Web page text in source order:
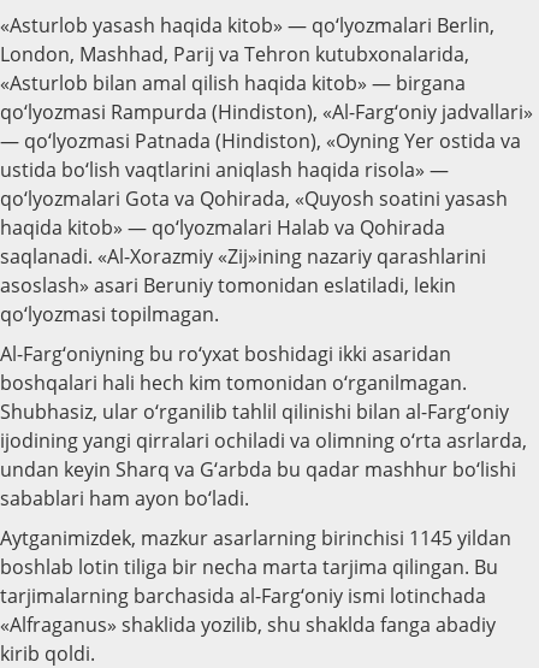
«Asturlob yasash haqida kitob» — qo‘lyozmalari Berlin,
London, Mashhad, Parij va Tehron kutubxonalarida,
«Asturlob bilan amal qilish haqida kitob» — birgana
qo‘lyozmasi Rampurda (Hindiston), «Al-Farg‘oniy jadvallari»
— qo‘lyozmasi Patnada (Hindiston), «Oyning Yer ostida va
ustida bo‘lish vaqtlarini aniqlash haqida risola» —
qo‘lyozmalari Gota va Qohirada, «Quyosh soatini yasash
haqida kitob» — qo‘lyozmalari Halab va Qohirada
saqlanadi. «Al-Xorazmiy «Zij»ining nazariy qarashlarini
asoslash» asari Beruniy tomonidan eslatiladi, lekin
qo‘lyozmasi topilmagan.
Al-Farg‘oniyning bu ro‘yxat boshidagi ikki asaridan
boshqalari hali hech kim tomonidan o‘rganilmagan.
Shubhasiz, ular o‘rganilib tahlil qilinishi bilan al-Farg‘oniy
ijodining yangi qirralari ochiladi va olimning o‘rta asrlarda,
undan keyin Sharq va G‘arbda bu qadar mashhur bo‘lishi
sabablari ham ayon bo‘ladi.
Aytganimizdek, mazkur asarlarning birinchisi 1145 yildan
boshlab lotin tiliga bir necha marta tarjima qilingan. Bu
tarjimalarning barchasida al-Farg‘oniy ismi lotinchada
«Alfraganus» shaklida yozilib, shu shaklda fanga abadiy
kirib qoldi.